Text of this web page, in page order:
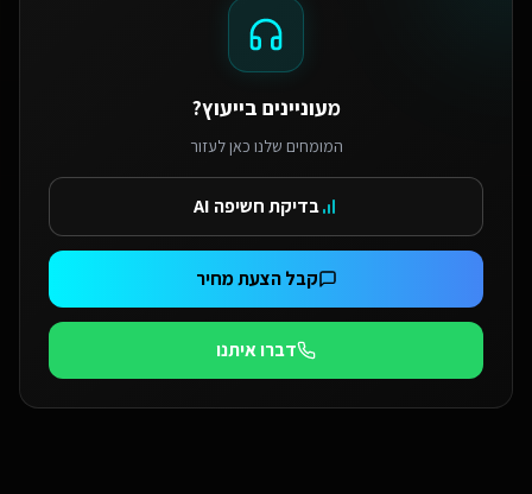
מעוניינים בייעוץ?
המומחים שלנו כאן לעזור
בדיקת חשיפה AI
קבל הצעת מחיר
דברו איתנו